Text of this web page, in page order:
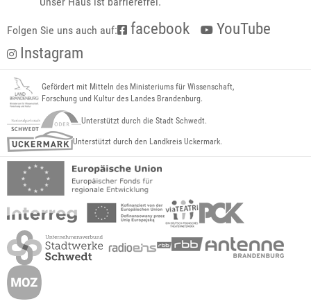
Folgen Sie uns auch auf: facebook
YouTube
Instagram
Gefördert mit Mitteln des Ministeriums für Wissenschaft,
Forschung und Kultur des Landes Brandenburg.
Unterstützt durch die Stadt Schwedt.
Unterstützt durch den Landkreis Uckermark.